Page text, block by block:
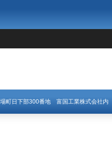
町日下部300番地 富国工業株式会社内